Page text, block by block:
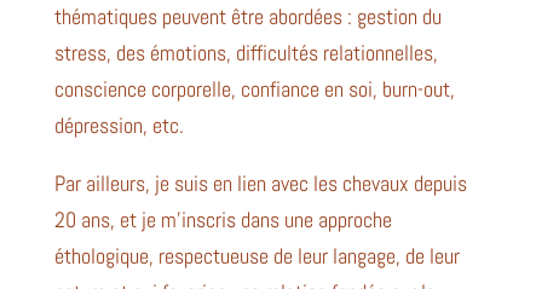
thématiques peuvent être abordées : gestion du
stress, des émotions, difficultés relationnelles,
conscience corporelle, confiance en soi, burn-out,
dépression, etc.
Par ailleurs, je suis en lien avec les chevaux depuis
20 ans, et je m’inscris dans une approche
éthologique, respectueuse de leur langage, de leur